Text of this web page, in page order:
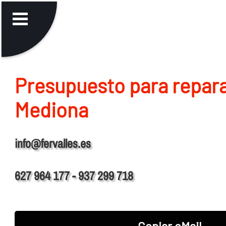
Presupuesto para
Mediona
info@fervalles.es
627 964 177 - 937 299 718